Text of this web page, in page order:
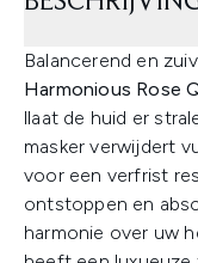
Balancerend en
Harmonious Rose
llaat de huid er
masker verwijdert
voor een verfrist
ontstoppen en
harmonie over uw